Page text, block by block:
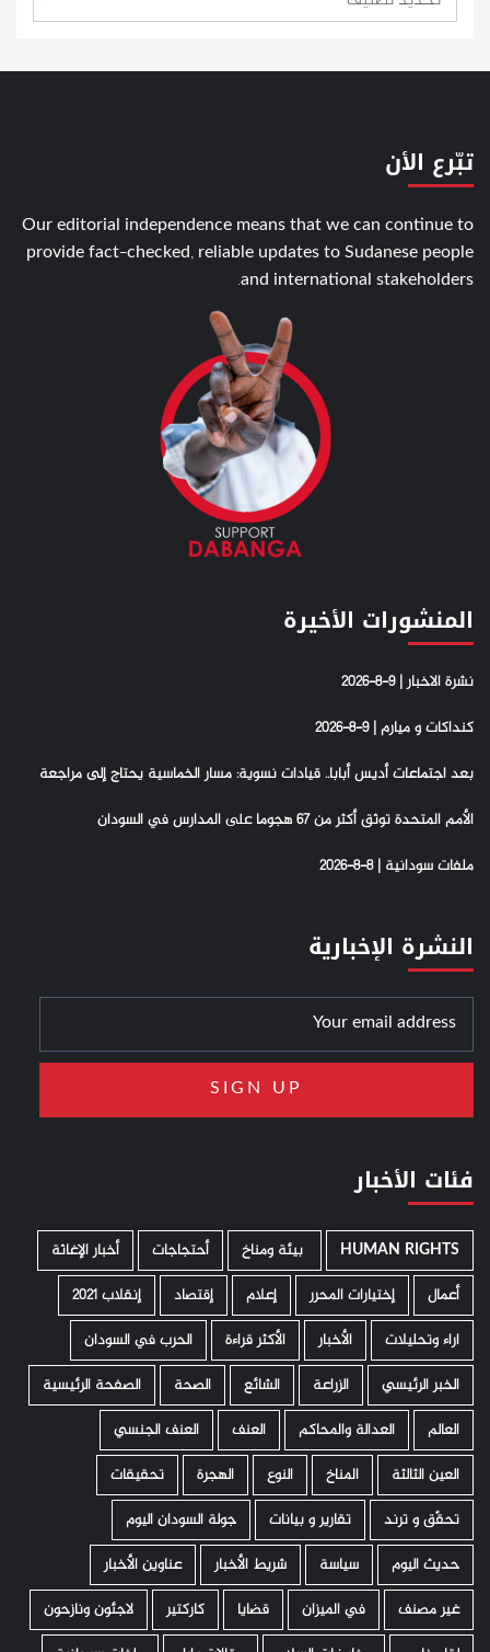
تبّرع الأن
Our editorial independence means that we can continue to
provide fact-checked, reliable updates to Sudanese people
and international stakeholders.
المنشورات الأخيرة
نشرة الاخبار | 9-8-2026
كنداكات و ميارم | 9-8-2026
بعد اجتماعات أديس أبابا.. قيادات نسوية: مسار الخماسية يحتاج إلى مراجعة
الأمم المتحدة توثق أكثر من 67 هجوما على المدارس في السودان
ملفات سودانية | 8-8-2026
النشرة الإخبارية
فئات الأخبار
HUMAN RIGHTS ­ بيئة ومناخ أحتجاجات
أخبار الإغاثة
أعمال
إختيارات المحرر إعلام إقتصاد
إنقلاب 2021
اراء وتحليلات
الأخبار الأكثر قراءة
الحرب في السودان
الخبر الرئيسي
الزراعة الشائع الصحة
الصفحة الرئيسية
العالم
العدالة والمحاكم العنف
العنف الجنسي
العين الثالثة
المناخ النوع الهجرة
تحقيقات
تحقّق و ترند
تقارير و بيانات
جولة السودان اليوم
حديث اليوم
سياسة شريط الأخبار
عناوين الأخبار
غير مصنف
في الميزان قضايا كاركتير
لاجئون ونازحون